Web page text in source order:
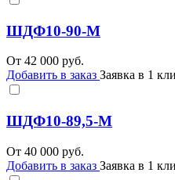
ШДФ10-90-М
От 42 000 руб.
Добавить в заказ Заявка в 1
ШДФ10-89,5-М
От 40 000 руб.
Добавить в заказ Заявка в 1